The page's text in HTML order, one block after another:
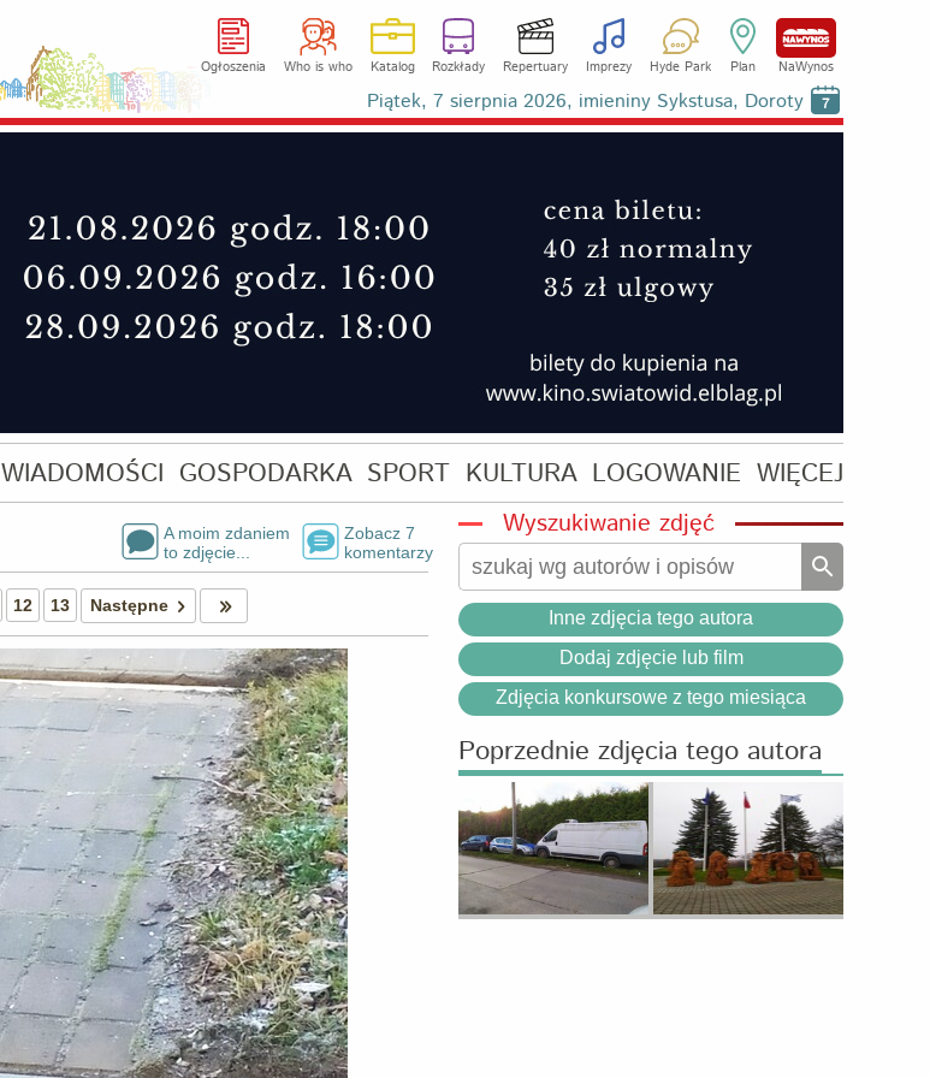
Ogłoszenia Who is who Katalog Rozkłady Repertuary Imprezy Hyde Park Plan NaWynos
Piątek, 7 sierpnia 2026, imieniny Sykstusa, Doroty 7
WIADOMOŚCI GOSPODARKA SPORT KULTURA LOGOWANIE WIĘCEJ
A moim zdaniem
to zdjęcie...
Zobacz 7
komentarzy
12 13 Następne
Wyszukiwanie zdjęć
Inne zdjęcia tego autora
Dodaj zdjęcie lub film
Zdjęcia konkursowe z tego miesiąca
Poprzednie zdjęcia tego autora